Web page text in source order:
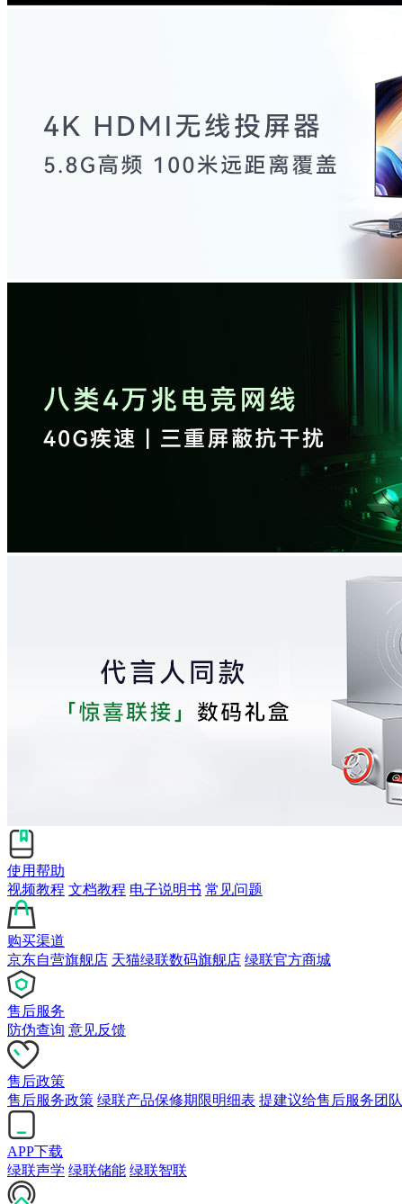
使用帮助
视频教程 文档教程 电子说明书 常见问题
购买渠道
京东自营旗舰店 天猫绿联数码旗舰店 绿联官方商城
售后服务
防伪查询 意见反馈
售后政策
售后服务政策 绿联产品保修期限明细表 提建议给售后服务团队
APP下载
绿联声学 绿联储能 绿联智联